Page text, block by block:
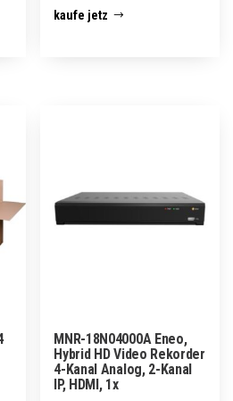
kaufe jetz
MNR-18N04000A Eneo,
Hybrid HD Video Rekorder
4-Kanal Analog, 2-Kanal
IP, HDMI, 1x